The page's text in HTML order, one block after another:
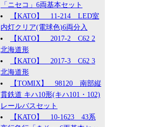
「ニセコ」6両基本セット
【KATO】 11-214 LED室
内灯クリア(電球色)6両分入
【KATO】 2017-2 C62 2
北海道形
【KATO】 2017-3 C62 3
北海道形
【TOMIX】 98120 南部縦
貫鉄道 キハ10形(キハ101・102)
レールバスセット
【KATO】 10-1623 43系